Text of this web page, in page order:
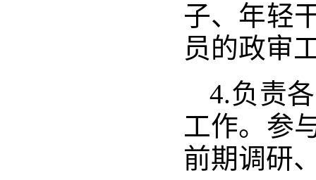
子、年轻
员的政审
4.负责
工作。参
前期调研